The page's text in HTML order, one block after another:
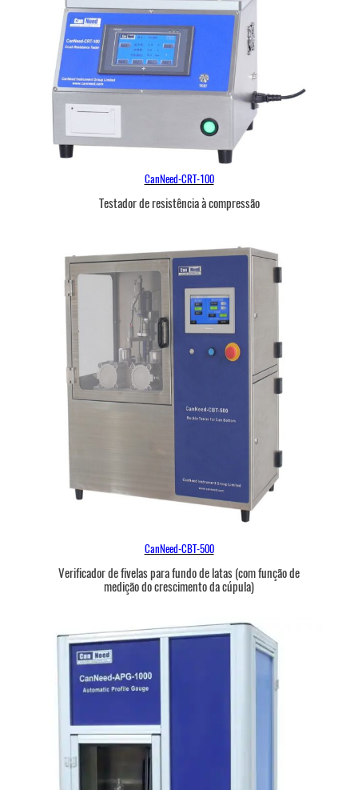
CanNeed-CRT-100
Testador de resistência à compressão
CanNeed-CBT-500
Verificador de fivelas para fundo de latas (com função de
medição do crescimento da cúpula)